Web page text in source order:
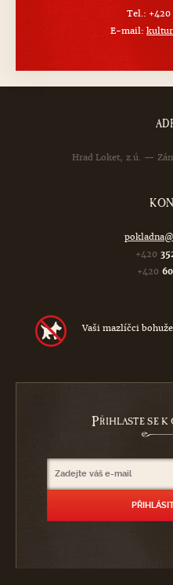
Tel.: +420
E-mail:
Hrad Loket, z.ú. —
+420
+420
Vaši mazlíčci
PŘIHLASTE SE